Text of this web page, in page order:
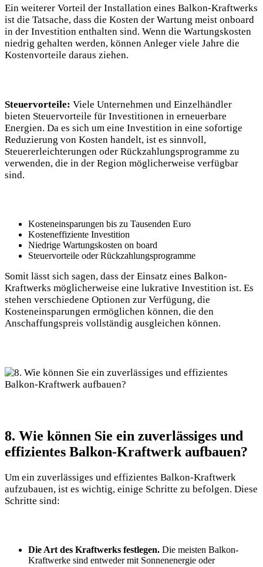
Ein weiterer ‌Vorteil der​ Installation ​eines ⁢Balkon-Kraftwerks
ist die Tatsache, ‍dass‍ die Kosten der Wartung meist onboard⁢
in der Investition‍ enthalten​ sind. Wenn die Wartungskosten
niedrig gehalten werden, können Anleger viele ​Jahre die
Kostenvorteile daraus ziehen.
Steuervorteile: ‍Viele Unternehmen und Einzelhändler
bieten Steuervorteile für ⁣Investitionen in erneuerbare
Energien. Da ‍es⁤ sich um eine Investition in eine sofortige
Reduzierung von Kosten ⁤handelt, ‍ist es sinnvoll,‌
Steuererleichterungen oder Rückzahlungsprogramme zu
verwenden, die in ‍der Region ⁣möglicherweise verfügbar⁢
sind.
Kosteneinsparungen bis zu Tausenden Euro
Kosteneffiziente Investition
Niedrige Wartungskosten on​ board
Steuervorteile oder‍ Rückzahlungsprogramme
Somit⁤ lässt sich sagen, dass ⁤der Einsatz eines Balkon-
Kraftwerks ‍möglicherweise⁢ eine lukrative Investition ist. Es
stehen verschiedene Optionen zur Verfügung, die
Kosteneinsparungen ermöglichen​ können,⁣ die ⁣den
Anschaffungspreis⁤ vollständig ausgleichen können.
8. Wie können Sie ‍ein zuverlässiges und
effizientes Balkon-Kraftwerk‌ aufbauen?
Um ein ⁢zuverlässiges ‌und effizientes Balkon-Kraftwerk
aufzubauen, ist es ‌wichtig, einige ‍Schritte zu‍ befolgen.⁣ Diese
Schritte sind:
Die Art des Kraftwerks festlegen. Die meisten Balkon-
Kraftwerke sind entweder mit Sonnenenergie oder